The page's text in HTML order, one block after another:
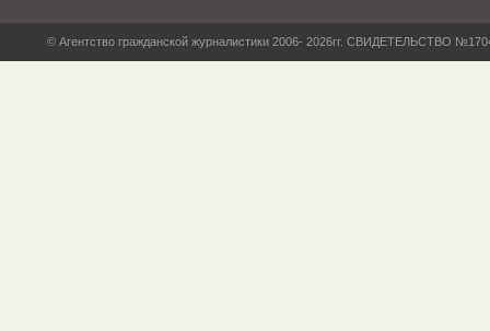
© Агентство гражданской журналистики 2006- 2026гг. СВИДЕТЕЛЬСТВО